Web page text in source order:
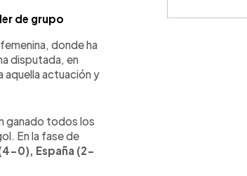
de grupo
donde ha
disputada, en
aquella actuación y
ganado todos los
En la fase de
0), España (2-